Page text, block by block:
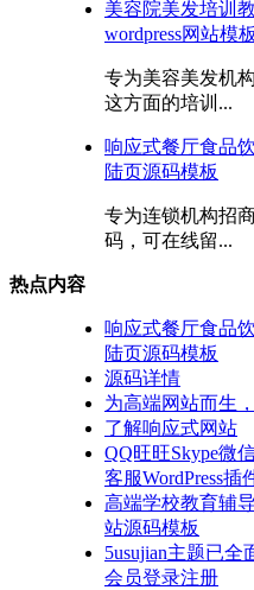
美容院美发培训
wordpress网站模
专为美容美发机
这方面的培训...
响应式餐厅食品
陆页源码模板
专为连锁机构招
码，可在线留...
热点内容
响应式餐厅食品
陆页源码模板
源码详情
为高端网站而生
了解响应式网站
QQ旺旺Skype微
客服WordPress插
高端学校教育辅
站源码模板
5usujian主题已全
会员登录注册